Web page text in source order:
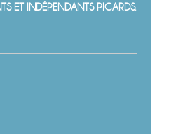
ET INDÉPENDANTS PICARDS.